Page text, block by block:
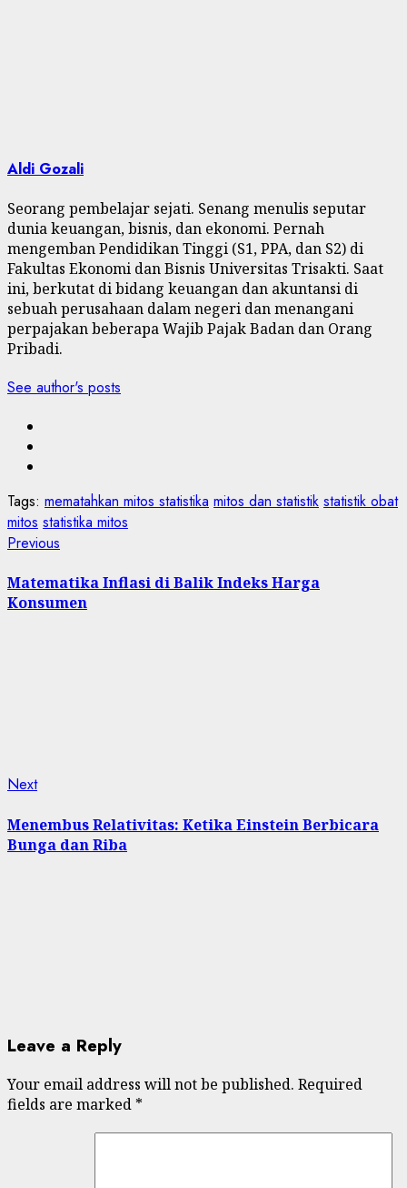
Aldi Gozali
Seorang pembelajar sejati. Senang menulis seputar
dunia keuangan, bisnis, dan ekonomi. Pernah
mengemban Pendidikan Tinggi (S1, PPA, dan S2) di
Fakultas Ekonomi dan Bisnis Universitas Trisakti. Saat
ini, berkutat di bidang keuangan dan akuntansi di
sebuah perusahaan dalam negeri dan menangani
perpajakan beberapa Wajib Pajak Badan dan Orang
Pribadi.
See author's posts
Tags: mematahkan mitos statistika mitos dan statistik statistik obat
mitos statistika mitos
Post
navigation
Previous
Matematika Inflasi di Balik Indeks Harga
Konsumen
NextNext
Menembus Relativitas: Ketika Einstein Berbicara
Bunga dan Riba
Leave a Reply
Your email address will not be published. Required
fields are marked *